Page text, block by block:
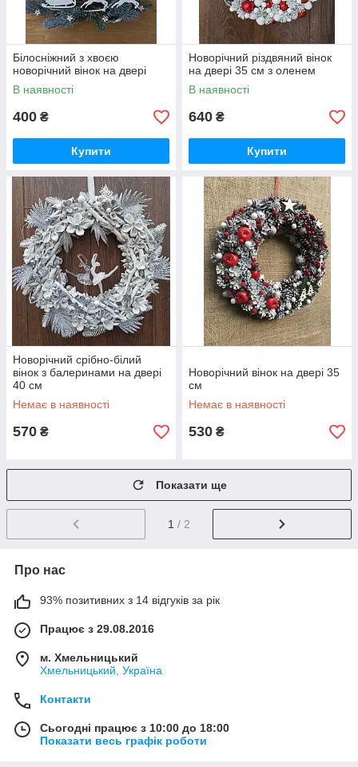
Білосніжний з хвоєю
новорічний вінок на двері
В наявності
400 ₴
Купити
Новорічний різдвяний вінок
на двері 35 см з оленем
В наявності
640 ₴
Купити
Новорічний срібно-білий
вінок з балеринами на двері
40 см
Немає в наявності
570 ₴
Новорічний вінок на двері 35
см
Немає в наявності
530 ₴
Показати ще
1 / 2
Про нас
93% позитивних з 14 відгуків за рік
Працює з 29.08.2016
м. Хмельницький
Хмельницький, Україна
Контакти
Сьогодні працює з 10:00 до 18:00
Показати весь графік роботи